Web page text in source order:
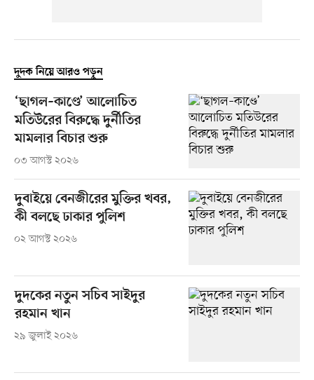
দুদক নিয়ে আরও পড়ুন
‘ছাগল–কাণ্ডে’ আলোচিত
মতিউরের বিরুদ্ধে দুর্নীতির
মামলার বিচার শুরু
০৩ আগস্ট ২০২৬
দুবাইয়ে বেনজীরের মুক্তির খবর,
কী বলছে ঢাকার পুলিশ
০২ আগস্ট ২০২৬
দুদকের নতুন সচিব সাইদুর
রহমান খান
২৯ জুলাই ২০২৬